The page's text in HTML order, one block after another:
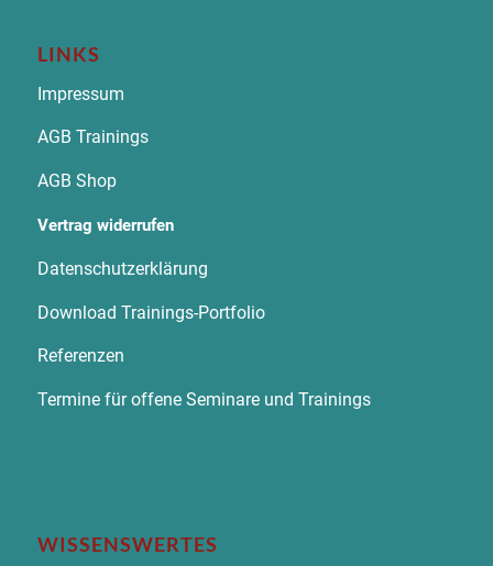
LINKS
Impressum
AGB Trainings
AGB Shop
Vertrag widerrufen
Datenschutzerklärung
Download Trainings-Portfolio
Referenzen
Termine für offene Seminare und Trainings
WISSENSWERTES